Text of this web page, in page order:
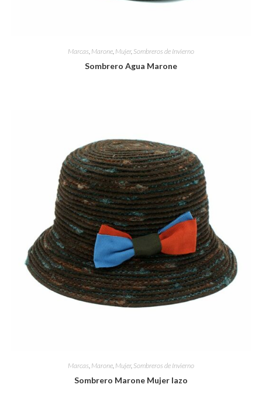
Marcas, Marone, Mujer, Sombreros de Invierno
Sombrero Agua Marone
Marcas Marone Mujer, Sombreros de Invierno
Sombrero Marone Mujer lazo